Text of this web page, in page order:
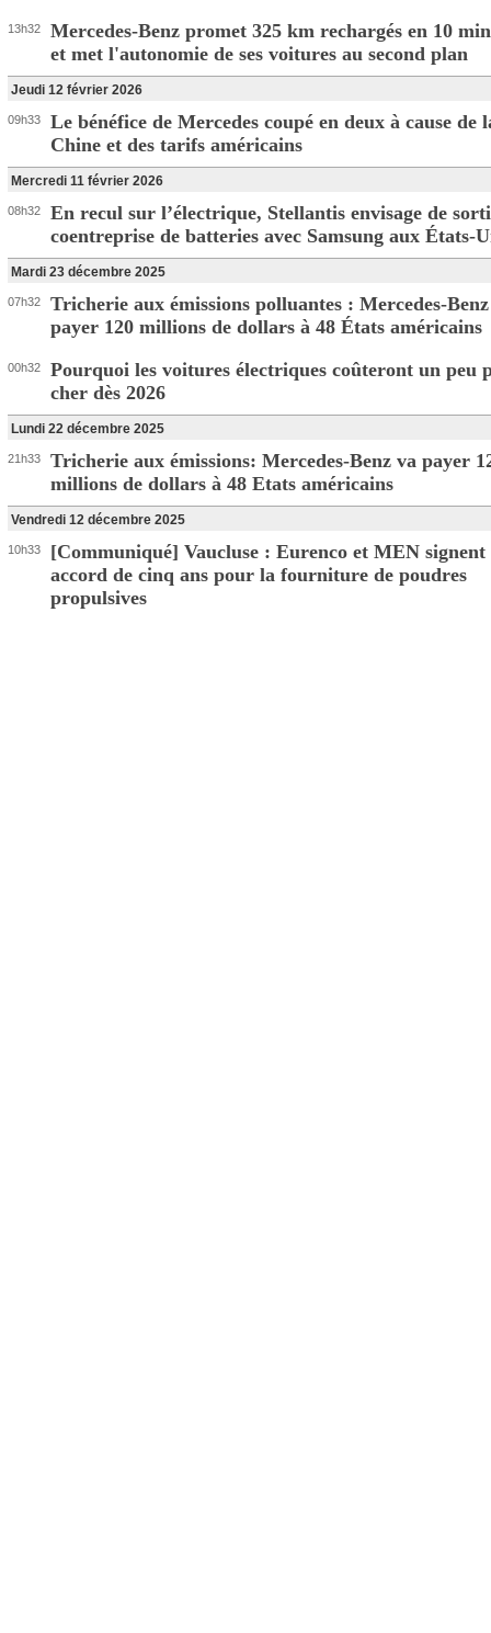
13h32
Mercedes-Benz promet 325 km rechargés en 10
et met l'autonomie de ses voitures au second plan
Jeudi 12 février 2026
09h33
Le bénéfice de Mercedes coupé en deux à cause de
Chine et des tarifs américains
Mercredi 11 février 2026
08h32
En recul sur l’électrique, Stellantis envisage de
coentreprise de batteries avec Samsung aux États-
Mardi 23 décembre 2025
07h32
Tricherie aux émissions polluantes : Mercedes-
payer 120 millions de dollars à 48 États américains
00h32
Pourquoi les voitures électriques coûteront un peu
cher dès 2026
Lundi 22 décembre 2025
21h33
Tricherie aux émissions: Mercedes-Benz va payer
millions de dollars à 48 Etats américains
Vendredi 12 décembre 2025
10h33
[Communiqué] Vaucluse : Eurenco et MEN signent
accord de cinq ans pour la fourniture de poudres
propulsives